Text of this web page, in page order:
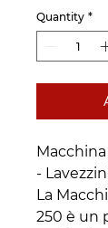
Quantity *
-
La
250 è un